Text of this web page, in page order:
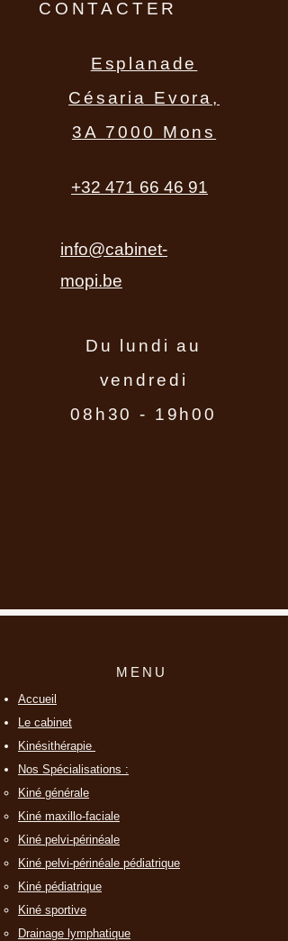
CONTACTER
Esplanade
Césaria Evora,
3A 7000 Mons
+32 471 66 46 91
info@cabinet-
mopi.be
Du lundi au
vendredi
08h30 - 19h00
MENU
Accueil
Le cabinet
Kinésithérapie
Nos Spécialisations :
Kiné générale​
Kiné maxillo-faciale
Kiné pelvi-périnéale
Kiné pelvi-périnéale pédiatrique
Kiné pédiatrique
Kiné sportive
Drainage lymphatique